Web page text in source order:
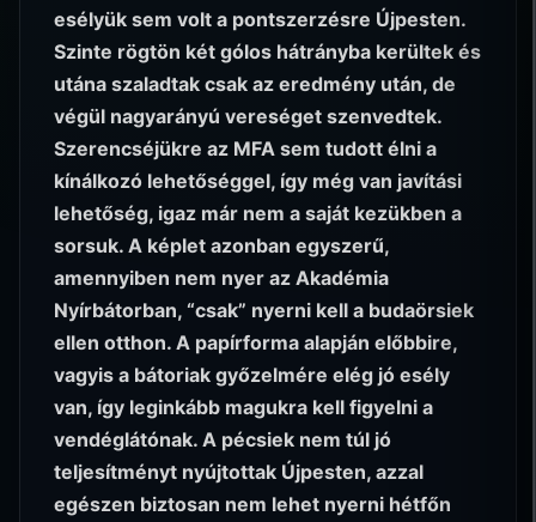
esélyük sem volt a pontszerzésre Újpesten.
Szinte rögtön két gólos hátrányba kerültek és
utána szaladtak csak az eredmény után, de
végül nagyarányú vereséget szenvedtek.
Szerencséjükre az MFA sem tudott élni a
kínálkozó lehetőséggel, így még van javítási
lehetőség, igaz már nem a saját kezükben a
sorsuk. A képlet azonban egyszerű,
amennyiben nem nyer az Akadémia
Nyírbátorban, “csak” nyerni kell a budaörsiek
ellen otthon. A papírforma alapján előbbire,
vagyis a bátoriak győzelmére elég jó esély
van, így leginkább magukra kell figyelni a
vendéglátónak. A pécsiek nem túl jó
teljesítményt nyújtottak Újpesten, azzal
egészen biztosan nem lehet nyerni hétfőn